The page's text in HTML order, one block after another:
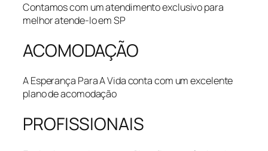
Contamos com um atendimento exclusivo para
melhor atende-lo em SP
ACOMODAÇÃO
A Esperança Para A Vida conta com um excelente
plano de acomodação
PROFISSIONAIS